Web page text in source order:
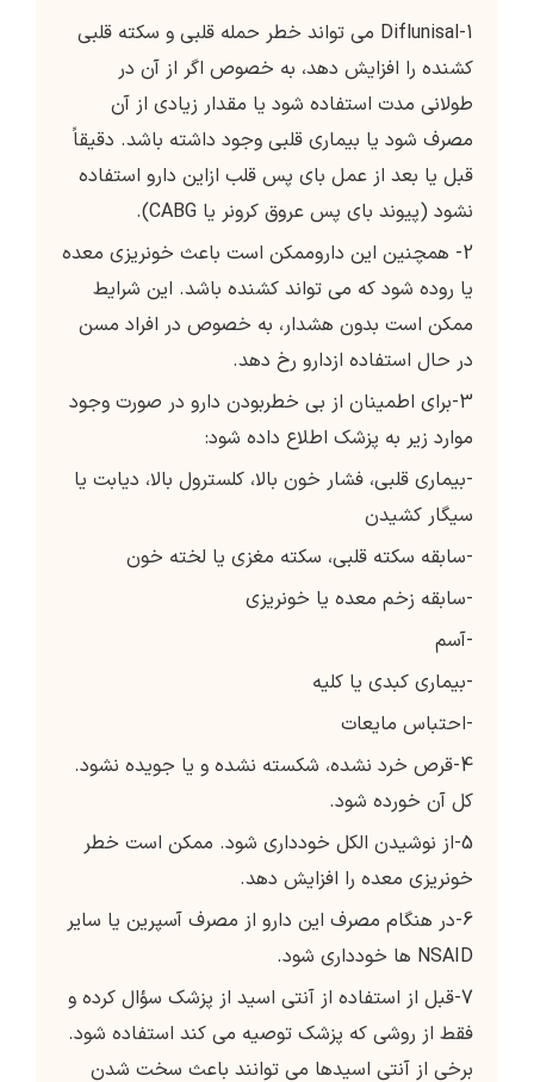
1-Diflunisal می تواند خطر حمله قلبی و سكته قلبی
کشنده را افزایش دهد، به خصوص اگر از آن در
طولانی مدت استفاده شود یا مقدار زیادی از آن
مصرف شود یا بیماری قلبی وجود داشته باشد. دقیقاً
قبل یا بعد از عمل بای پس قلب ازاین دارو استفاده
نشود (پیوند بای پس عروق کرونر یا CABG).
2- همچنین این داروممکن است باعث خونریزی معده
یا روده شود که می تواند کشنده باشد. این شرایط
ممکن است بدون هشدار، به خصوص در افراد مسن
در حال استفاده ازدارو رخ دهد.
3-برای اطمینان از بی خطربودن دارو در صورت وجود
موارد زیر به پزشک اطلاع داده شود:
-بیماری قلبی، فشار خون بالا، کلسترول بالا، دیابت یا
سیگار کشیدن
-سابقه سكته قلبی، سكته مغزی یا لخته خون
-سابقه زخم معده یا خونریزی
-آسم
-بیماری کبدی یا کلیه
-احتباس مایعات
4-قرص خرد نشده، شکسته نشده و یا جویده نشود.
کل آن خورده شود.
5-از نوشیدن الکل خودداری شود. ممکن است خطر
خونریزی معده را افزایش دهد.
6-در هنگام مصرف این دارو از مصرف آسپرین یا سایر
NSAID ها خودداری شود.
7-قبل از استفاده از آنتی اسید از پزشک سؤال کرده و
فقط از روشی که پزشک توصیه می کند استفاده شود.
برخی از آنتی اسیدها می توانند باعث سخت شدن